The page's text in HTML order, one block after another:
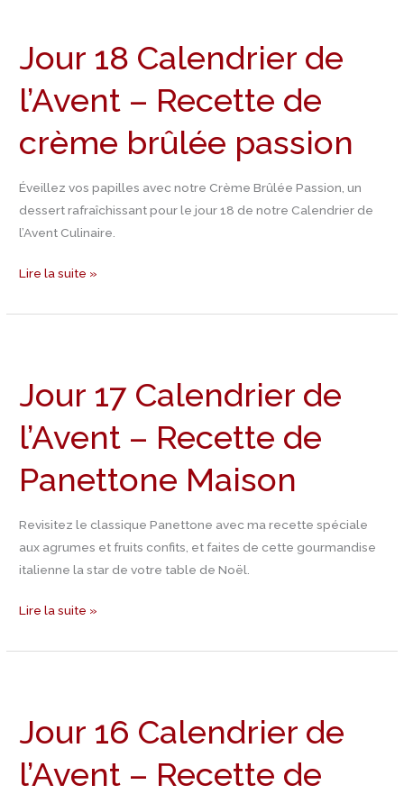
Jour 18 Calendrier de
l’Avent – Recette de
crème brûlée passion
Éveillez vos papilles avec notre Crème Brûlée Passion, un
dessert rafraîchissant pour le jour 18 de notre Calendrier de
l’Avent Culinaire.
Calendrier
de
l’Avent
Recette
crème
brûlée
passion
Lire la suite »
Jour 17 Calendrier de
l’Avent – Recette de
Panettone Maison
Revisitez le classique Panettone avec ma recette spéciale
aux agrumes et fruits confits, et faites de cette gourmandise
italienne la star de votre table de Noël.
Calendrier
de
l’Avent
Recette
Panettone
Maison
Lire la suite »
Jour 16 Calendrier de
l’Avent – Recette de
Calendrier
de
l’Avent